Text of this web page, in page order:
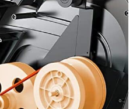
d'utilisation Grand
moniteur et support de
tablette : le moniteur
LCD facile à lire affiche
clairement la distance,
le temps d'aviron, le
comptage, le comptage
total et les calories.
Préréglez votre objectif